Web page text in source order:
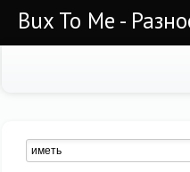
Bux To Me -